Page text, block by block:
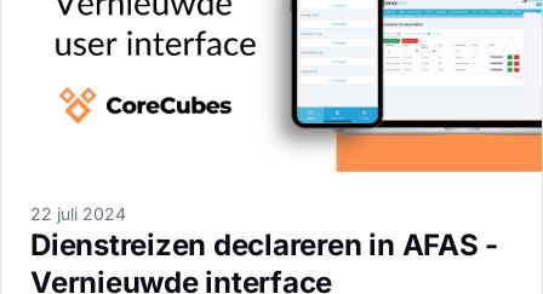
22 juli 2024
Dienstreizen declareren in AFAS -
Vernieuwde interface